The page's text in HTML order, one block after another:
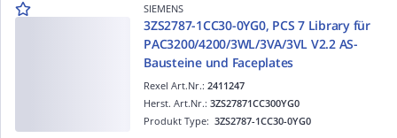
SIEMENS
3ZS2787-1CC30-0YG0, PCS 7 Library für
PAC3200/4200/3WL/3VA/3VL V2.2 AS-
Bausteine und Faceplates
Rexel Art.Nr.: 2411247
Produkt Type: 3ZS2787-1CC30-0YG0
Herst. Art.Nr.: 3ZS27871CC300YG0